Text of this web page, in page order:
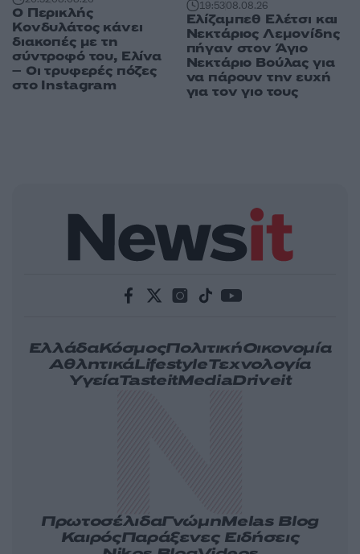
Ο Περικλής
Κονδυλάτος κάνει
διακοπές με τη
σύντροφό του, Ελίνα
– Οι τρυφερές πόζες
στο Instagram
19:5308.08.26
Ελίζαμπεθ Ελέτσι και
Νεκτάριος Λεμονίδης
πήγαν στον Άγιο
Νεκτάριο Βούλας για
να πάρουν την ευχή
για τον γιο τους
ΕλλάδαΚόσμοςΠολιτικήΟικονομία
ΑθλητικάLifestyleΤεχνολογία
ΥγείαTasteitMediaDriveit
ΠρωτοσέλιδαΓνώμηMelas Blog
ΚαιρόςΠαράξενες Ειδήσεις